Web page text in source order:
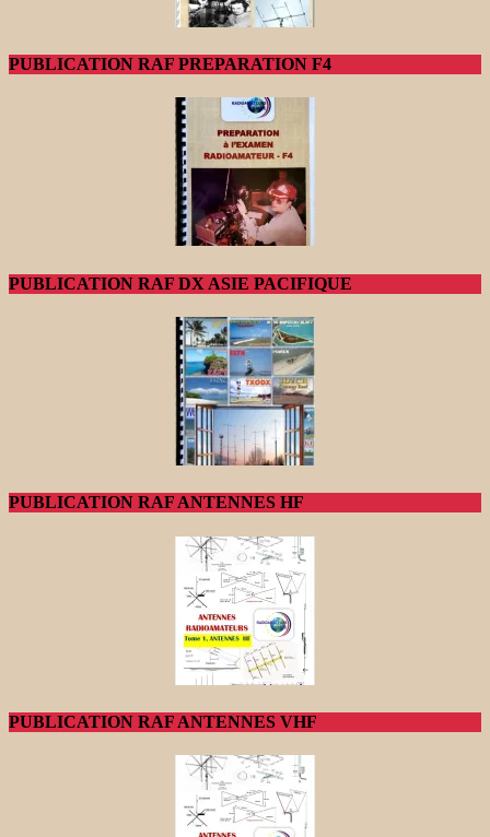
PUBLICATION RAF PREPARATION F4
PUBLICATION RAF DX ASIE PACIFIQUE
PUBLICATION RAF ANTENNES HF
PUBLICATION RAF ANTENNES VHF